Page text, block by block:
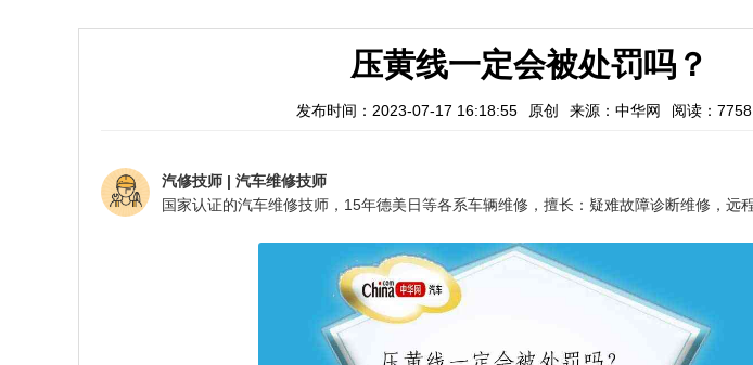
压黄线一定会被处罚吗？
发布时间：2023-07-17 16:18:55 原创 来源：中华网 阅读：7758
汽修技师 | 汽车维修技师